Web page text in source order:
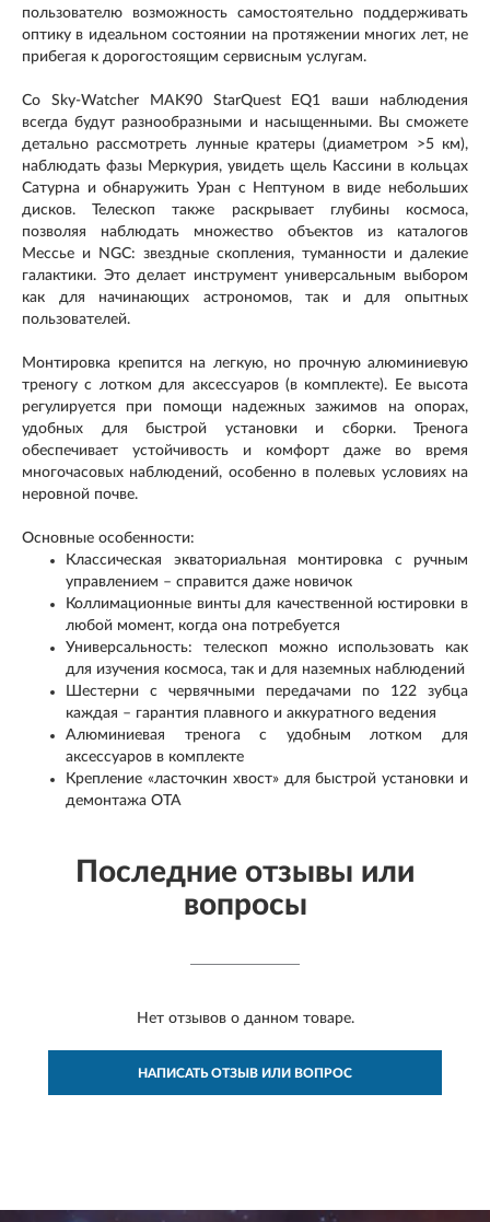
пользователю возможность самостоятельно поддерживать
оптику в идеальном состоянии на протяжении многих лет, не
прибегая к дорогостоящим сервисным услугам.
Со Sky-Watcher MAK90 StarQuest EQ1 ваши наблюдения
всегда будут разнообразными и насыщенными. Вы сможете
детально рассмотреть лунные кратеры (диаметром >5 км),
наблюдать фазы Меркурия, увидеть щель Кассини в кольцах
Сатурна и обнаружить Уран с Нептуном в виде небольших
дисков. Телескоп также раскрывает глубины космоса,
позволяя наблюдать множество объектов из каталогов
Мессье и NGC: звездные скопления, туманности и далекие
галактики. Это делает инструмент универсальным выбором
как для начинающих астрономов, так и для опытных
пользователей.
Монтировка крепится на легкую, но прочную алюминиевую
треногу с лотком для аксессуаров (в комплекте). Ее высота
регулируется при помощи надежных зажимов на опорах,
удобных для быстрой установки и сборки. Тренога
обеспечивает устойчивость и комфорт даже во время
многочасовых наблюдений, особенно в полевых условиях на
неровной почве.
Основные особенности:
Классическая экваториальная монтировка с ручным
управлением – справится даже новичок
Коллимационные винты для качественной юстировки в
любой момент, когда она потребуется
Универсальность: телескоп можно использовать как
для изучения космоса, так и для наземных наблюдений
Шестерни с червячными передачами по 122 зубца
каждая – гарантия плавного и аккуратного ведения
Алюминиевая тренога с удобным лотком для
аксессуаров в комплекте
Крепление «ласточкин хвост» для быстрой установки и
демонтажа ОТА
Последние отзывы или
вопросы
Нет отзывов о данном товаре.
НАПИСАТЬ ОТЗЫВ ИЛИ ВОПРОС